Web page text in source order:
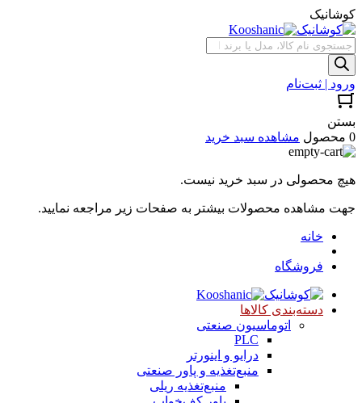
کوشانیک
جستجوی
محصولات
ورود | ثبت‌نام
بستن
0 محصول
مشاهده سبد خرید
هیچ محصولی در سبد خرید نیست.
جهت مشاهده محصولات بیشتر به صفحات زیر مراجعه نمایید.
خانه
فروشگاه
دسته‌بندی کالاها
اتوماسیون صنعتی
PLC
درایو و اینورتر
منبع‌تغذیه و پاور صنعتی
منبع‌تغذیه ریلی